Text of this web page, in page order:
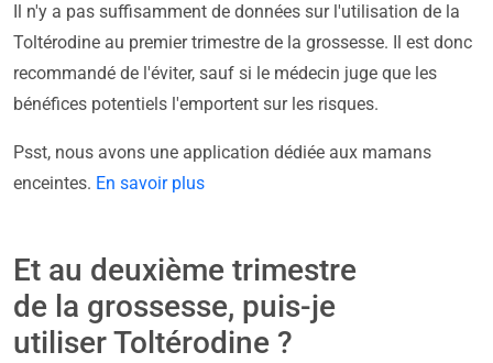
Il n'y a pas suffisamment de données sur l'utilisation de la
Toltérodine au premier trimestre de la grossesse. Il est donc
recommandé de l'éviter, sauf si le médecin juge que les
bénéfices potentiels l'emportent sur les risques.
Psst, nous avons une application dédiée aux mamans
enceintes. En savoir plus
Et au deuxième trimestre
de la grossesse, puis-je
utiliser Toltérodine ?